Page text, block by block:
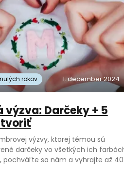
rokov
1. december 2024
výzva: Darčeky + 5
výzvy, ktorej témou sú
darčeky vo všetkých ich
pochváľte sa nám a vyhrajte až 40